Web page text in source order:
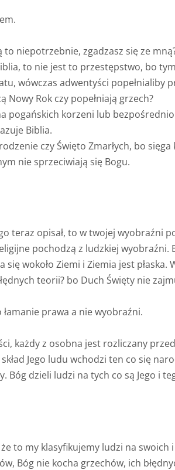
niepotrzebnie, zgadzasz się ze
to nie jest to przestępstwo, bo
wówczas adwentyści popełnialiby
Nowy Rok czy popełniają grzech?
pogańskich korzeni lub
Biblia.
czy Święto Zmarłych, bo
nie sprzeciwiają się Bogu.
teraz opisał, to w twojej wyobraźni
pochodzą z ludzkiej wyobraźni.
wokoło Ziemi i Ziemia jest płaska.
teorii? bo Duch Święty nie
prawa a nie wyobraźni.
każdy z osobna jest rozliczany
Jego ludu wchodzi ten co się
Bóg dzieli ludzi na tych co są Jego i
to my klasyfikujemy ludzi na swoich
Bóg nie kocha grzechów, ich